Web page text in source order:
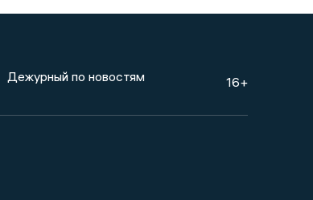
Дежурный по новостям 16+